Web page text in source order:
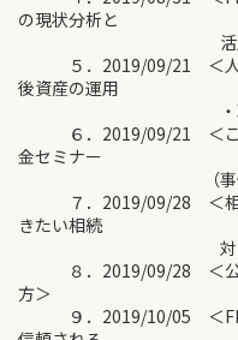
の現状分析と
活用実
５．2019/09/21 ＜人生
後資産の運用
・取崩し
６．2019/09/21 ＜この
金セミナー
（事例紹
７．2019/09/28 ＜相続
きたい相続
対策の実
８．2019/09/28 ＜公的
方＞
９．2019/10/05 ＜FP